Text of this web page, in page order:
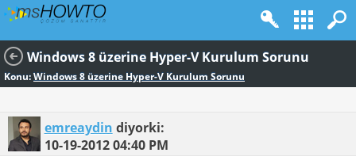
Windows 8 üzerine Hyper-V Kurulum Sorunu
Konu:Windows 8 üzerine Hyper-V Kurulum Sorunu
emreaydin diyorki:
10-19-201204:40 PM